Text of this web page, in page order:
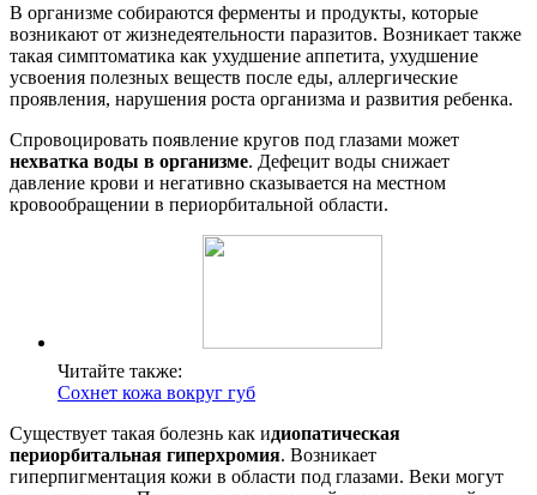
В организме собираются ферменты и продукты, которые
возникают от жизнедеятельности паразитов. Возникает также
такая симптоматика как ухудшение аппетита, ухудшение
усвоения полезных веществ после еды, аллергические
проявления, нарушения роста организма и развития ребенка.
Спровоцировать появление кругов под глазами может
нехватка воды в организме. Дефецит воды снижает
давление крови и негативно сказывается на местном
кровообращении в периорбитальной области.
Читайте также:
Сохнет кожа вокруг губ
Существует такая болезнь как идиопатическая
периорбитальная гиперхромия. Возникает
гиперпигментация кожи в области под глазами. Веки могут